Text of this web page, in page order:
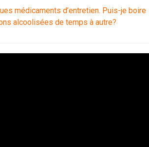
médicaments d’entretien. Puis-je boire
alcoolisées de temps à autre?